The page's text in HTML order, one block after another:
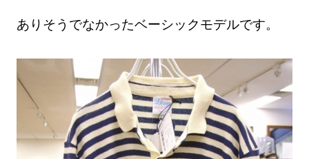
ありそうでなかったベーシックモデルです。